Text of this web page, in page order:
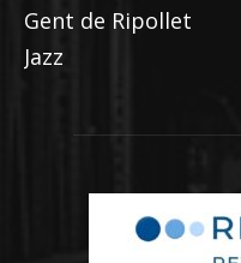
Gent de Ripollet
Jazz